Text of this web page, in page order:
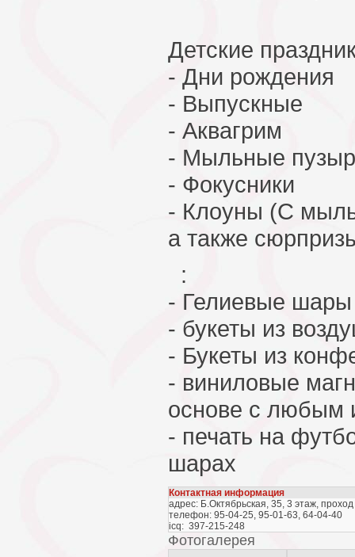
Детские
- Дни рождения
- Выпускные
- Аквагрим
- Мыльные
- Фокусники
- Клоуны (С
а также
:
- Гелиевые шары
- букеты из
- Букеты из
- виниловые
основе с любым
- печать на
шарах
Контактная информация
адрес: Б.Октябрьская, 35, 3 этаж,
телефон: 95-04-25, 95-01-63, 64-04-40
icq: 397-215-248
Фотогалерея